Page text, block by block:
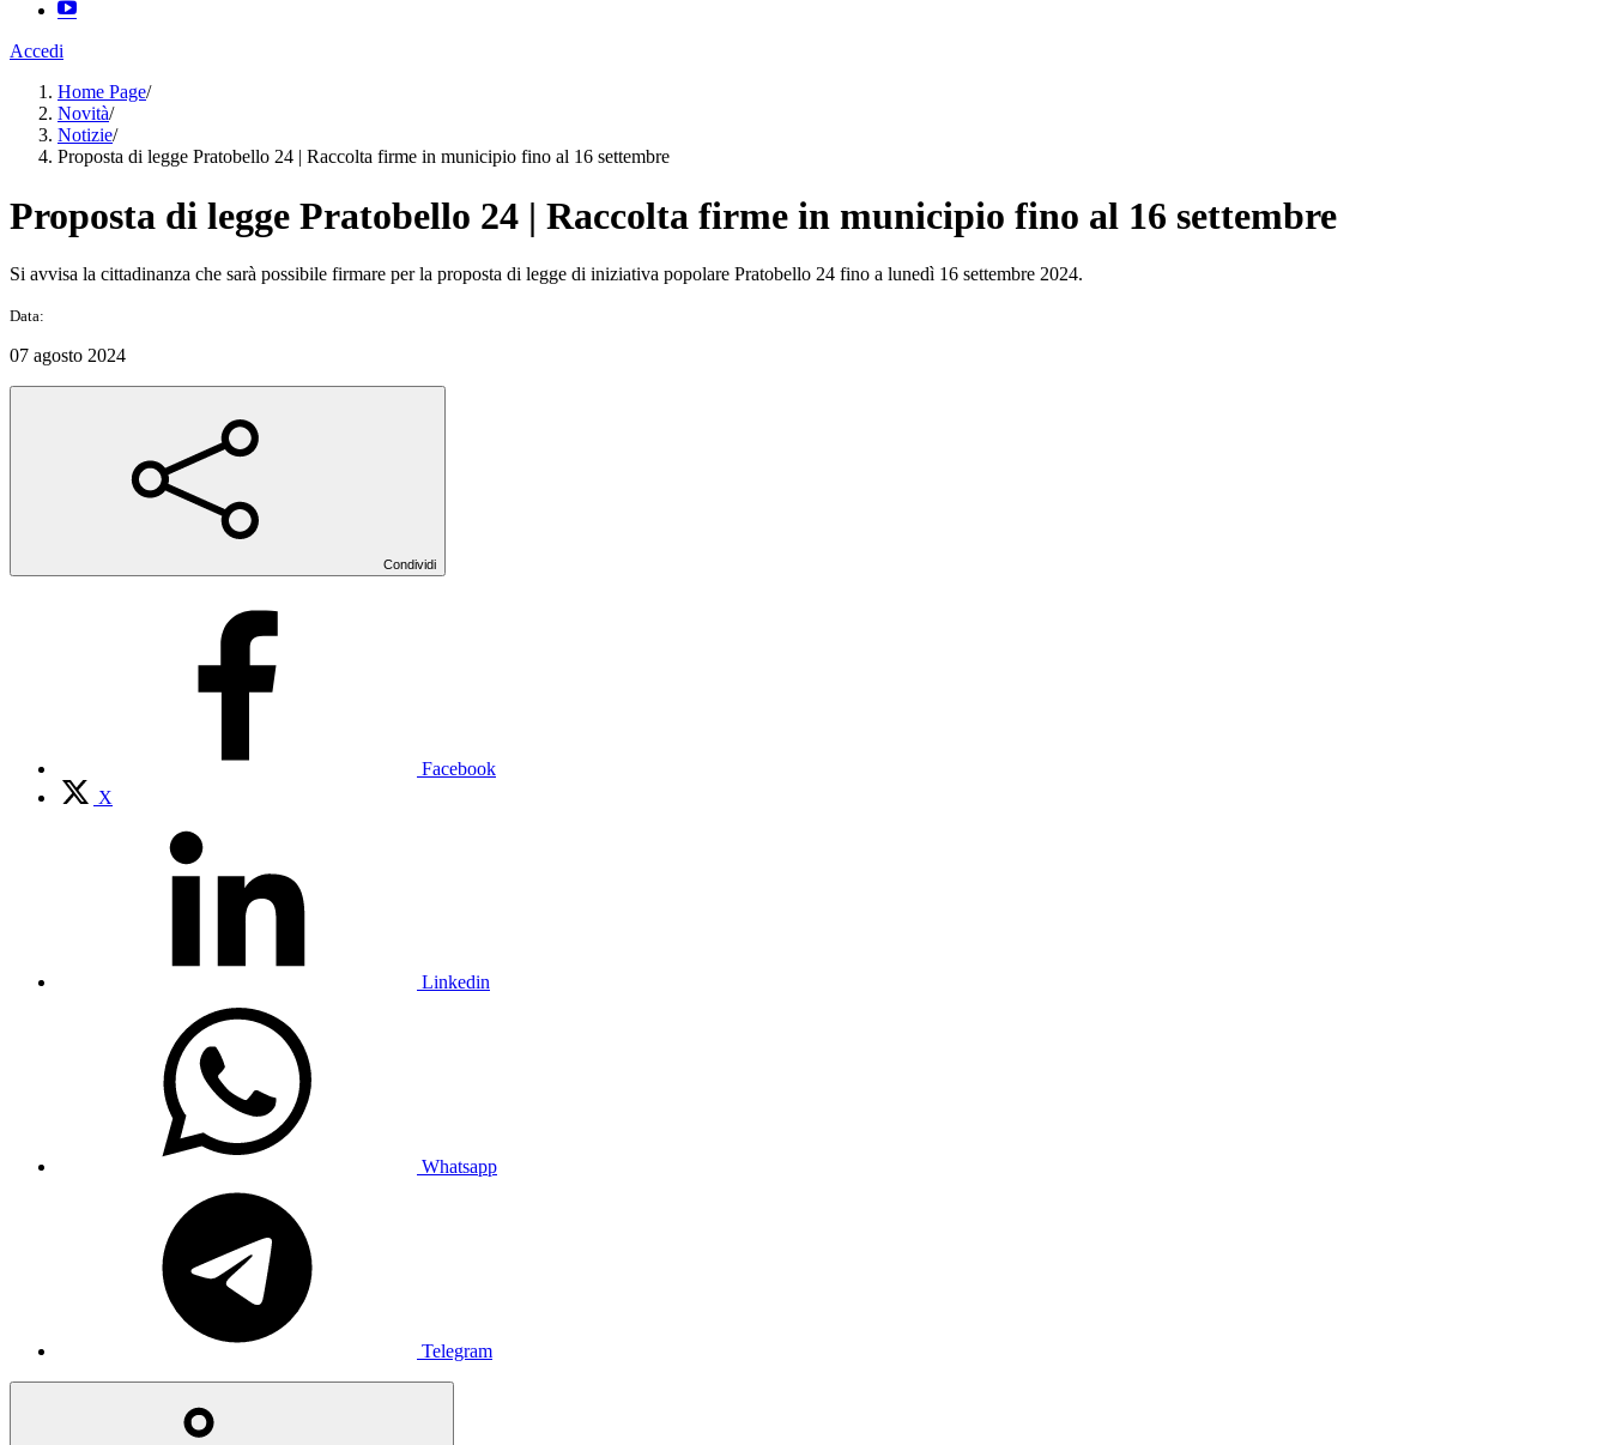
Accedi
Home Page/
Novità/
Notizie/
Proposta di legge Pratobello 24 | Raccolta firme in municipio fino al 16 settembre
Proposta di legge Pratobello 24 | Raccolta firme in municipio fino al 16 settembre
Si avvisa la cittadinanza che sarà possibile firmare per la proposta di legge di iniziativa popolare Pratobello 24 fino a lunedì 16 settembre 2024.
Data:
07 agosto 2024
Condividi
Facebook
X
Linkedin
Whatsapp
Telegram